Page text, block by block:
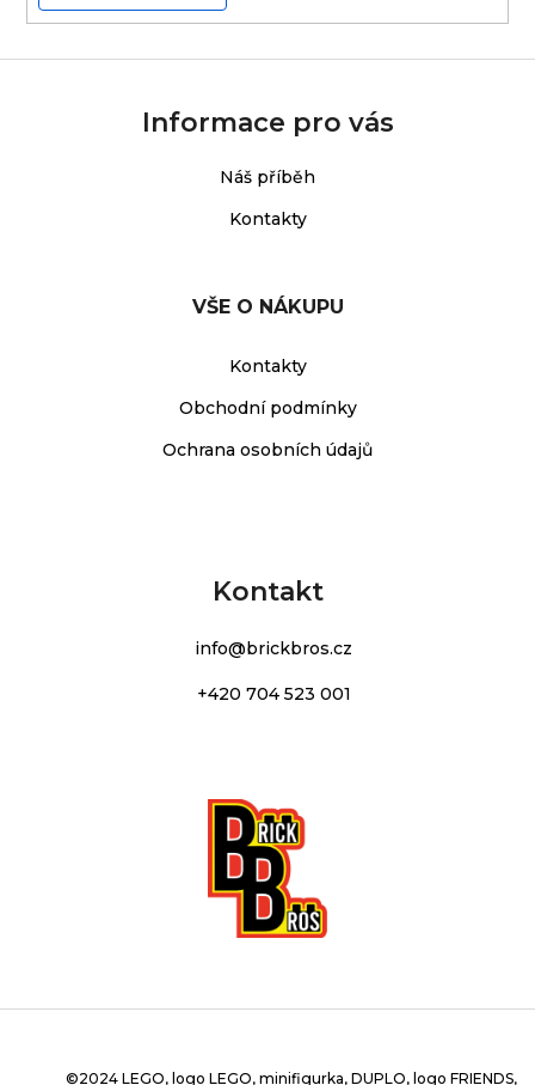
Informace pro vás
Náš příběh
Kontakty
VŠE O NÁKUPU
Kontakty
Obchodní podmínky
Ochrana osobních údajů
Kontakt
info@brickbros.cz
+420 704 523 001
©2024 LEGO, logo LEGO, minifigurka, DUPLO, logo FRIENDS,